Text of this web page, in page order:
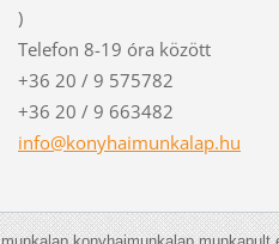
)
Telefon 8-19 óra között
+36 20 / 9 575782
+36 20 / 9 663482
info@konyhaimunkalap.hu